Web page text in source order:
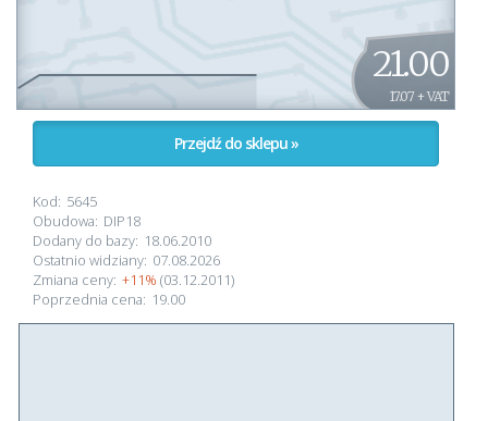
21.00
17.07 + VAT
Przejdź do sklepu »
Kod: 5645
Obudowa: DIP18
Dodany do bazy: 18.06.2010
Ostatnio widziany: 07.08.2026
Zmiana ceny: +11% (03.12.2011)
Poprzednia cena: 19.00